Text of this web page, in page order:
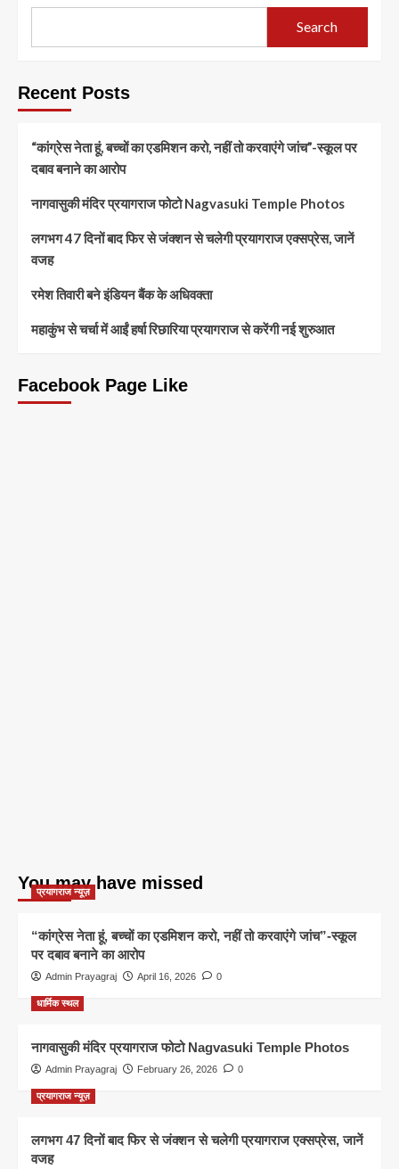
Search
Recent Posts
“कांग्रेस नेता हूं, बच्चों का एडमिशन करो, नहीं तो करवाएंगे जांच”-स्कूल पर
दबाव बनाने का आरोप
नागवासुकी मंदिर प्रयागराज फोटो Nagvasuki Temple Photos
लगभग 47 दिनों बाद फिर से जंक्शन से चलेगी प्रयागराज एक्सप्रेस, जानें
वजह
रमेश तिवारी बने इंडियन बैंक के अधिवक्ता
महाकुंभ से चर्चा में आईं हर्षा रिछारिया प्रयागराज से करेंगी नई शुरुआत
Facebook Page Like
You may have missed
प्रयागराज न्यूज़
“कांग्रेस नेता हूं, बच्चों का एडमिशन करो, नहीं तो करवाएंगे जांच”-स्कूल
पर दबाव बनाने का आरोप
Admin Prayagraj April 16, 2026 0
धार्मिक स्थल
नागवासुकी मंदिर प्रयागराज फोटो Nagvasuki Temple Photos
Admin Prayagraj February 26, 2026 0
प्रयागराज न्यूज़
लगभग 47 दिनों बाद फिर से जंक्शन से चलेगी प्रयागराज एक्सप्रेस, जानें
वजह